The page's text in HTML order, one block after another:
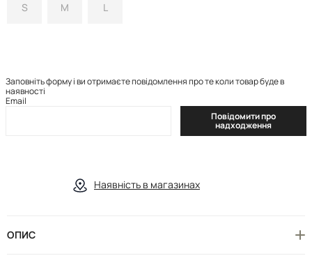
S M L
Заповніть форму і ви отримаєте повідомлення про те коли товар буде в
наявності
Email
Повідомити про
надходження
Наявність в магазинах
ОПИС